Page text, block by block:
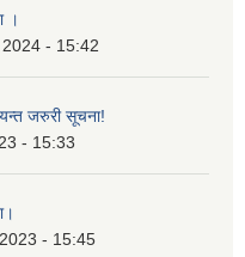
।
- 15:42
जरुरी सूचना!
- 15:33
- 15:45